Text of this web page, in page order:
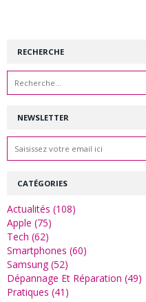
NEWSLETTER
RECHERCHE
CATÉGORIES
Actualités (108)
Apple (75)
Tech (62)
Smartphones (60)
Samsung (52)
Dépannage Et Réparation (49)
Pratiques (41)